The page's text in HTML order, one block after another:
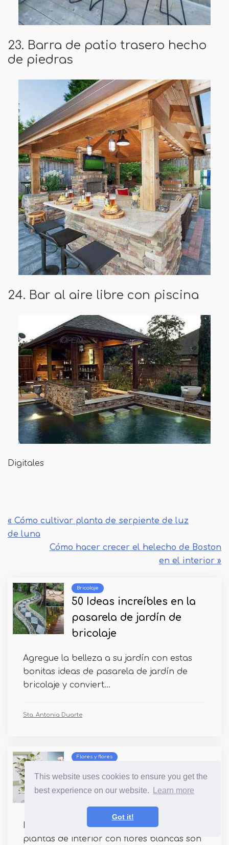
This website uses cookies to ensure you get the
best experience on our website.
Learn more
Got it!
23. Barra de patio trasero hecho
de piedras
24. Bar al aire libre con piscina
Digitales
« Cómo cultivar planta de serpiente de luz
de luna
Cómo hacer crecer el helecho de Boston
en el interior »
Bricolaje
50 Ideas increíbles en la
pasarela de jardín de
bricolaje
Agregue la belleza a su jardín con estas
bonitas ideas de pasarela de jardín de
bricolaje y conviert...
Sta. Antonia Duarte
Flores y flores
flores blancas
El blanco significa paz y serenidad y tener
plantas de interior con flores blancas son